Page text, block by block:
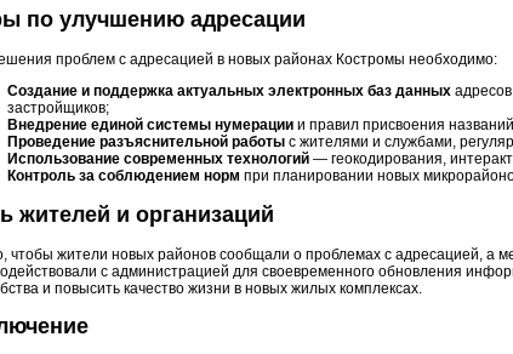
по улучшению адресации
проблем с адресацией в новых районах Костромы необходимо:
Создание и поддержка актуальных электронных баз данных
застройщиков;
Внедрение единой системы нумерации и правил присвоения
Проведение разъяснительной работы с жителями и службами,
Использование современных технологий — геокодирования,
Контроль за соблюдением норм при планировании новых
жителей и организаций
чтобы жители новых районов сообщали о проблемах с адресацией, а
с администрацией для своевременного обновления
и повысить качество жизни в новых жилых комплексах.